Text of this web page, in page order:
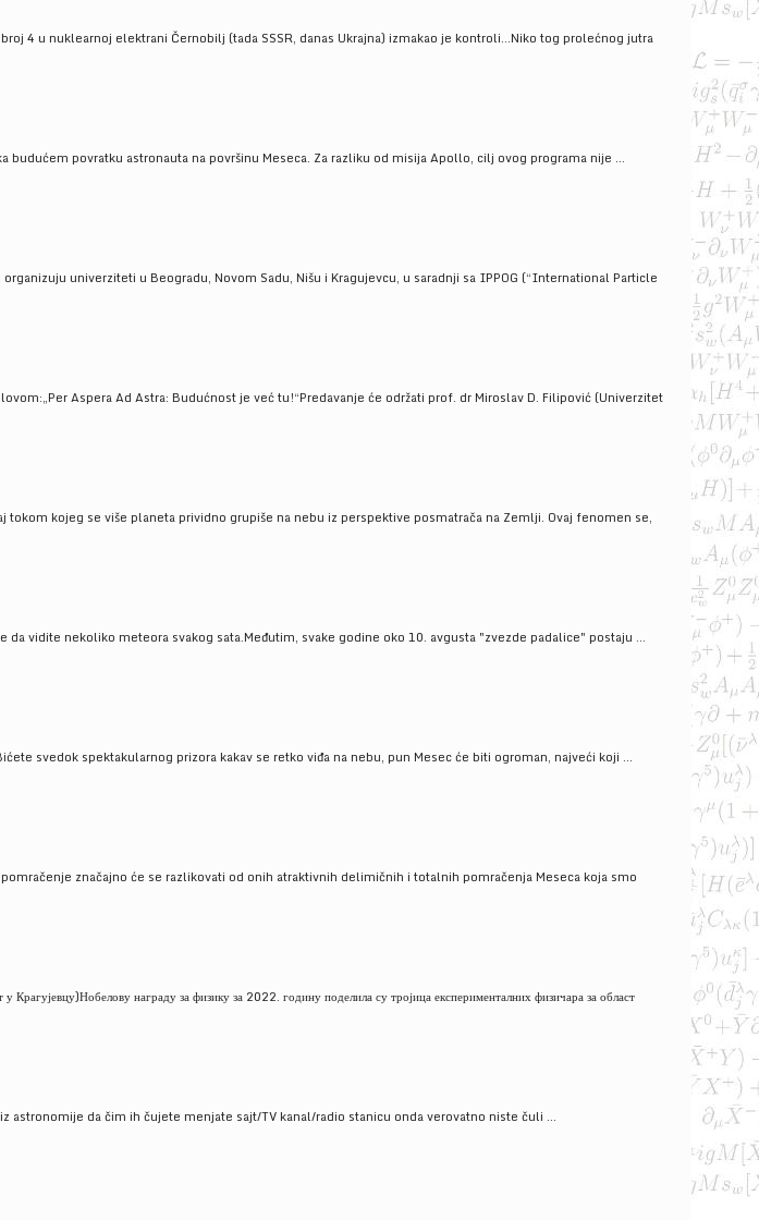
4 u nuklearnoj elektrani Černobilj (tada SSSR, danas Ukrajna) izmakao je kontroli...Niko tog prolećnog jutra
povratku astronauta na površinu Meseca. Za razliku od misija Apollo, cilj ovog programa nije ...
univerziteti u Beogradu, Novom Sadu, Nišu i Kragujevcu, u saradnji sa IPPOG (“International Particle
Aspera Ad Astra: Budućnost je već tu!“Predavanje će održati prof. dr Miroslav D. Filipović (Univerzitet
kojeg se više planeta prividno grupiše na nebu iz perspektive posmatrača na Zemlji. Ovaj fenomen se,
vidite nekoliko meteora svakog sata.Međutim, svake godine oko 10. avgusta "zvezde padalice" postaju ...
svedok spektakularnog prizora kakav se retko viđa na nebu, pun Mesec će biti ogroman, najveći koji ...
značajno će se razlikovati od onih atraktivnih delimičnih i totalnih pomračenja Meseca koja smo
награду за физику за 2022. годину поделила су тројица експерименталних физичара за област
da čim ih čujete menjate sajt/TV kanal/radio stanicu onda verovatno niste čuli ...